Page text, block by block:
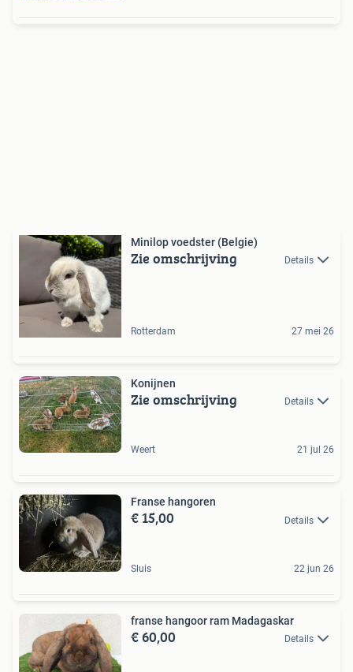
Minilop voedster (Belgie)
Zie omschrijving Details
Rotterdam 27 mei 26
Konijnen
Zie omschrijving Details
Weert 21 jul 26
Franse hangoren
€ 15,00 Details
Sluis 22 jun 26
franse hangoor ram Madagaskar
€ 60,00 Details